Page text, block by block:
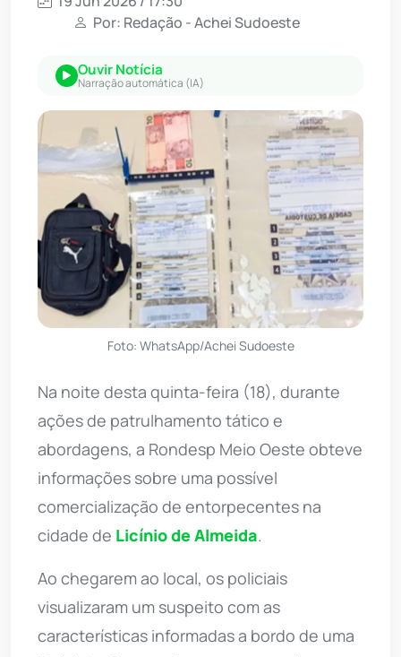
Por: Redação - Achei Sudoeste
Ouvir Notícia
Narração automática (IA)
Foto: WhatsApp/Achei Sudoeste
Na noite desta quinta-feira (18), durante
ações de patrulhamento tático e
abordagens, a Rondesp Meio Oeste obteve
informações sobre uma possível
comercialização de entorpecentes na
cidade de Licínio de Almeida.
Ao chegarem ao local, os policiais
visualizaram um suspeito com as
características informadas a bordo de uma